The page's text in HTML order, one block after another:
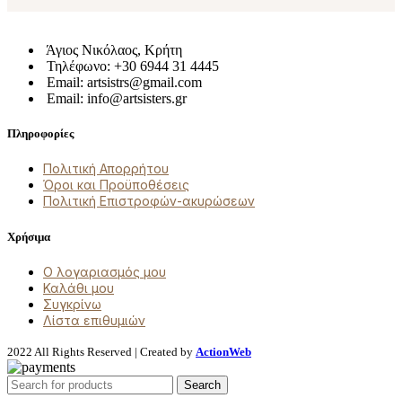
Άγιος Νικόλαος, Κρήτη
Τηλέφωνο: +30 6944 31 4445
Email: artsistrs@gmail.com
Email: info@artsisters.gr
Πληροφορίες
Πολιτική Απορρήτου
Όροι και Προϋποθέσεις
Πολιτική Επιστροφών-ακυρώσεων
Χρήσιμα
Ο λογαριασμός μου
Καλάθι μου
Συγκρίνω
Λίστα επιθυμιών
2022 All Rights Reserved | Created by ActionWeb
Search